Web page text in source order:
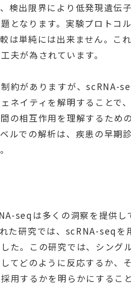
検出限界により低発現遺伝
となります。実験プロトコ
は単純には出来ません。こ
夫が為されています。
約がありますが、scRNA-
ネイティを解明することで
の相互作用を理解するため
ルでの解析は、疾患の早期
seqは多くの洞察を提供し
た研究では、scRNA-seqを
た。この研究では、シング
てどのように反応するか、
用するかを明らかにするこ